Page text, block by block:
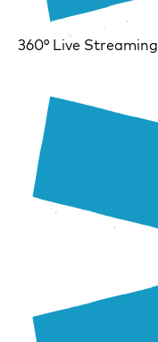
360° Live Streaming